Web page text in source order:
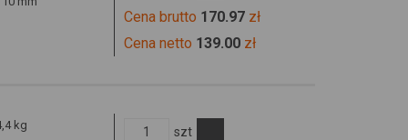
Cena brutto 170.97zł
Cena netto 139.00zł
kg
szt